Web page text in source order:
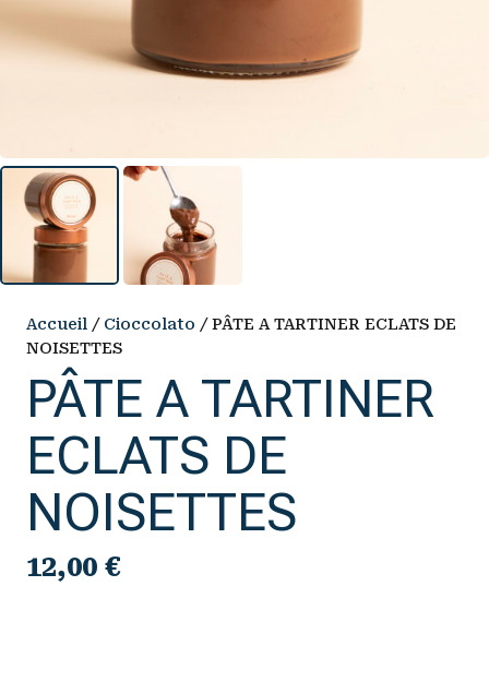
Accueil / Cioccolato / PÂTE A TARTINER ECLATS DE
NOISETTES
PÂTE A TARTINER
ECLATS DE
NOISETTES
12,00 €